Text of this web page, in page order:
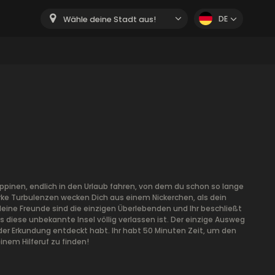
Wähle deine Stadt aus! DE
endlich in den Urlaub fahren, von dem du schon so lange
Turbulenzen wecken Dich aus einem Nickerchen, als dein
Freunde sind die einzigen Überlebenden und Ihr beschließt
diese unbekannte Insel völlig verlassen ist. Der einzige Ausweg
Erkundung entdeckt habt. Ihr habt 50 Minuten Zeit, um den
Hilferuf zu finden!